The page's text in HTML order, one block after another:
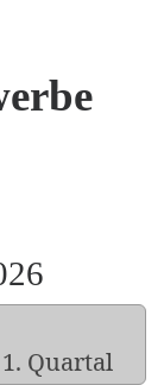
1. Quartal